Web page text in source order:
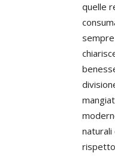
quelle
naturali